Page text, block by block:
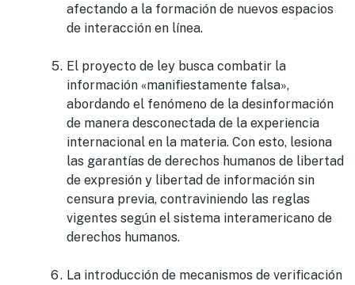
afectando a la formación de nuevos espacios
de interacción en línea.
El proyecto de ley busca combatir la
información «manifiestamente falsa»,
abordando el fenómeno de la desinformación
de manera desconectada de la experiencia
internacional en la materia. Con esto, lesiona
las garantías de derechos humanos de libertad
de expresión y libertad de información sin
censura previa, contraviniendo las reglas
vigentes según el sistema interamericano de
derechos humanos.
La introducción de mecanismos de verificación